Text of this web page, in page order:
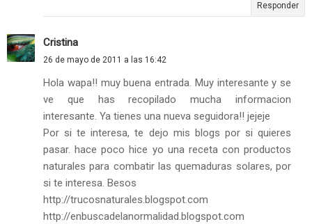
Responder
Cristina
26 de mayo de 2011 a las 16:42
Hola wapa!! muy buena entrada. Muy interesante y se
ve que has recopilado mucha informacion
interesante. Ya tienes una nueva seguidora!! jejeje
Por si te interesa, te dejo mis blogs por si quieres
pasar. hace poco hice yo una receta con productos
naturales para combatir las quemaduras solares, por
si te interesa. Besos
http://trucosnaturales.blogspot.com
http://enbuscadelanormalidad.blogspot.com